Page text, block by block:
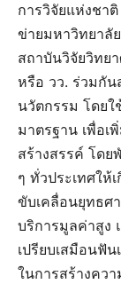
การวิจัยแห่งชา
ข่ายมหาวิทยาลั
สถาบันวิจัยวิทย
หรือ วว. ร่วมกัน
นวัตกรรม โดยใ
มาตรฐาน เพื่อเ
สร้างสรรค์ โด
ๆ ทั่วประเทศให้
ขับเคลื่อนยุทธศ
บริการมูลค่าสูง
เปรียบเสมือนฟั
ในการสร้างคว